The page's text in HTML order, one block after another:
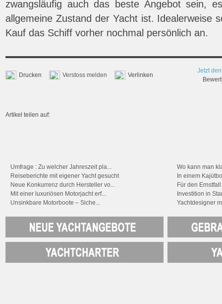
zwangsläufig auch das beste Angebot sein,
allgemeine Zustand der Yacht ist. Idealerweise
Kauf das Schiff vorher nochmal persönlich an.
Drucken Verstoss melden Verlinken
Jetzt
Artikel teilen auf:
Umfrage : Zu welcher Jahreszeit pla...
Wo kann man
Reiseberichte mit eigener Yacht gesucht
In einem
Neue Konkurrenz durch Hersteller vo...
Für den
Mit einer luxuriösen Motorjacht erf...
Investition in
Unsinkbare Motorboote – Siche...
Yachtdesigner